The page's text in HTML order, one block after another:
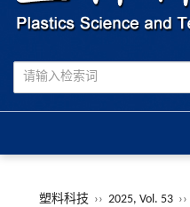
塑料科技 ›› 2025, Vol. 53 ››